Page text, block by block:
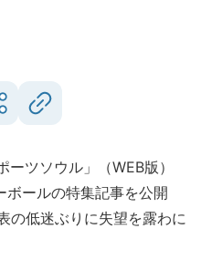
ツソウル」（WEB版）
ールの特集記事を公開
の低迷ぶりに失望を露わに